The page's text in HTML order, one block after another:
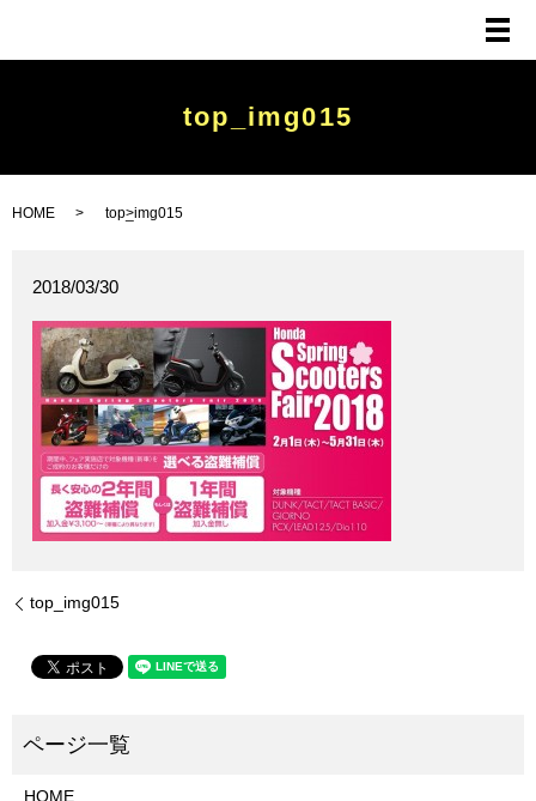
メ
top_img015
HOME top_img015
2018/03/30
top_img015
HOME